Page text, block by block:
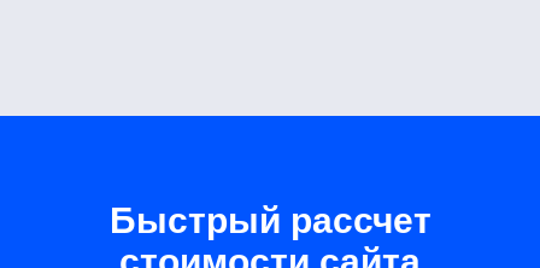
Быстрый рассчет